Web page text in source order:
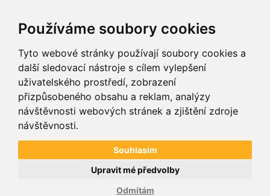
Používáme soubory cookies
Tyto webové stránky používají soubory cookies a
další sledovací nástroje s cílem vylepšení
uživatelského prostředí, zobrazení
přizpůsobeného obsahu a reklam, analýzy
návštěvnosti webových stránek a zjištění zdroje
návštěvnosti.
Souhlasím
Odmítám
Upravit mé předvolby